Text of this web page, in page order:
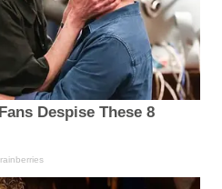
Despise These 8